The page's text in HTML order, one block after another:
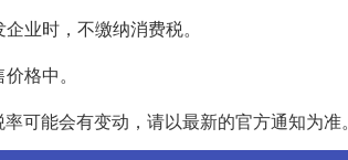
业时，不缴纳消费税。
格中。
可能会有变动，请以最新的官方通知为准。